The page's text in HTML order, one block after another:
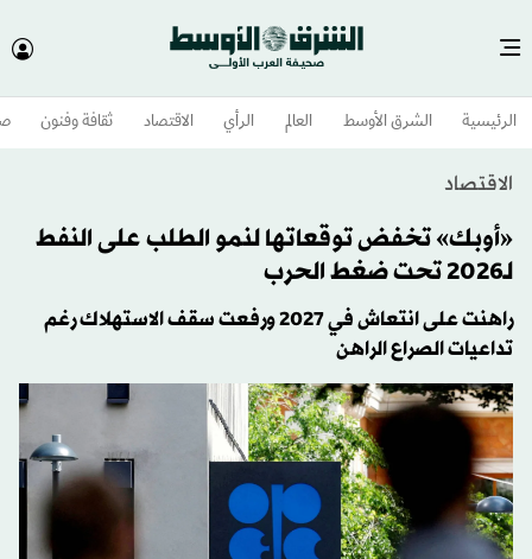
الرئيسية الشرق الأوسط​ العالم الرأي الاقتصاد ثقافة وفنون
الاقتصاد
«أوبك» تخفض توقعاتها لنمو الطلب على النفط
لـ2026 تحت ضغط الحرب
راهنت على انتعاش في 2027 ورفعت سقف الاستهلاك رغم
تداعيات الصراع الراهن